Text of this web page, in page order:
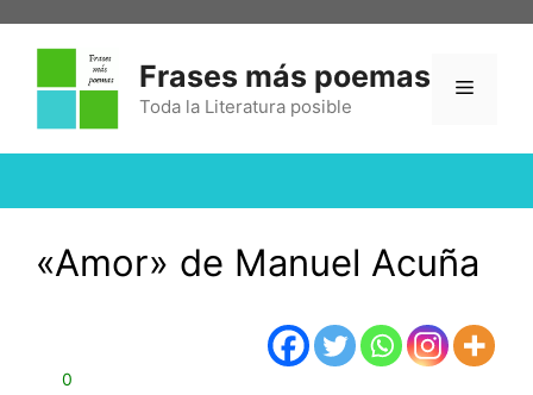
Frases más poemas
Toda la Literatura posible
«Amor» de Manuel Acuña
0